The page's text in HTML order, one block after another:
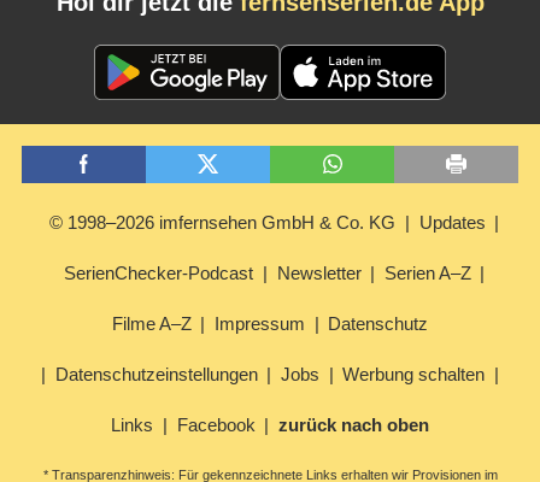
© 1998–2026 imfernsehen GmbH & Co. KG Updates
SerienChecker-Podcast Newsletter Serien A–Z
Filme A–Z Impressum Datenschutz
Datenschutzeinstellungen Jobs Werbung schalten
Links Facebook zurück nach oben
* Transparenzhinweis: Für gekennzeichnete Links erhalten wir Provisionen im